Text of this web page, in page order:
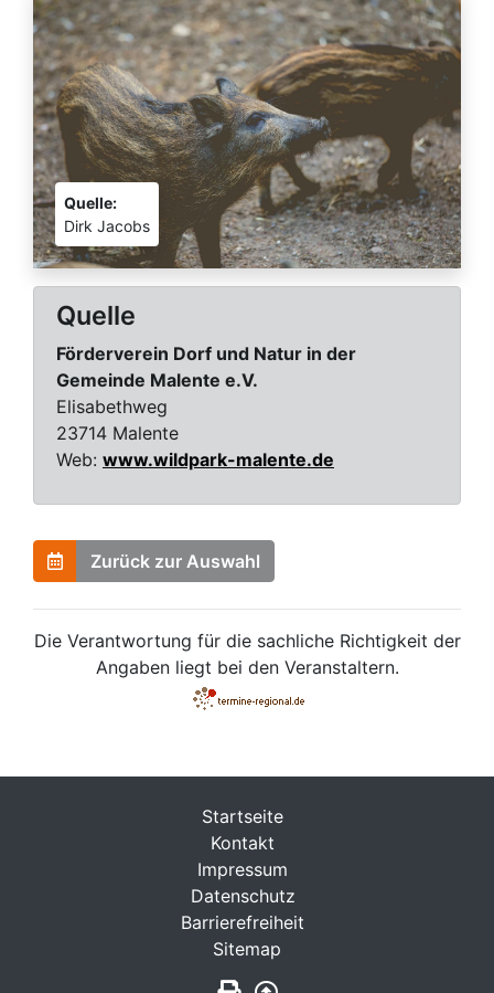
Quelle:
Dirk Jacobs
Quelle
Förderverein Dorf und Natur in der
Gemeinde Malente e.V.
Elisabethweg
23714 Malente
Web: www.wildpark-malente.de
Zurück zur Auswahl
Die Verantwortung für die sachliche Richtigkeit der
Angaben liegt bei den Veranstaltern.
Startseite
Kontakt
Impressum
Datenschutz
Barrierefreiheit
Sitemap